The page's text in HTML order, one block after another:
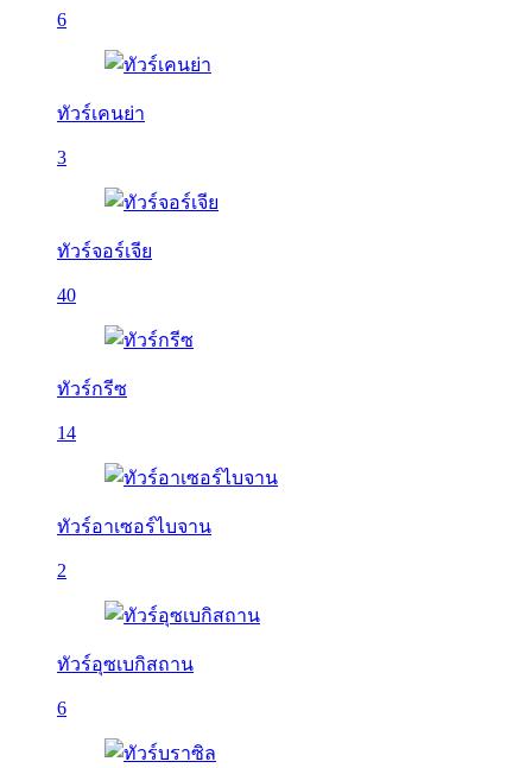
6
ทัวร์เคนย่า
3
ทัวร์จอร์เจีย
40
ทัวร์กรีซ
14
ทัวร์อาเซอร์ไบจาน
2
ทัวร์อุซเบกิสถาน
6